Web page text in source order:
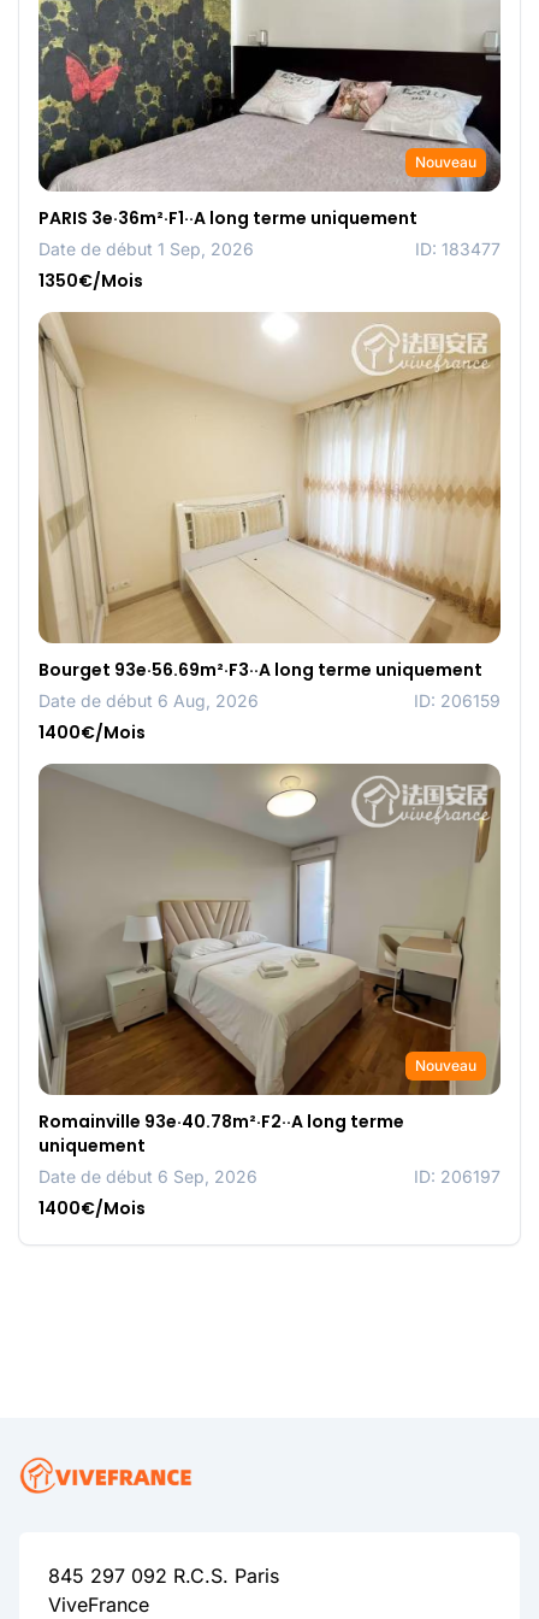
Nouveau
PARIS 3e·36m²·F1··A long terme uniquement
Date de début 1 Sep, 2026 ID: 183477
1350€/Mois
Bourget 93e·56.69m²·F3··A long terme uniquement
Date de début 6 Aug, 2026 ID: 206159
1400€/Mois
Nouveau
Romainville 93e·40.78m²·F2··A long terme
uniquement
Date de début 6 Sep, 2026 ID: 206197
1400€/Mois
845 297 092 R.C.S. Paris
ViveFrance